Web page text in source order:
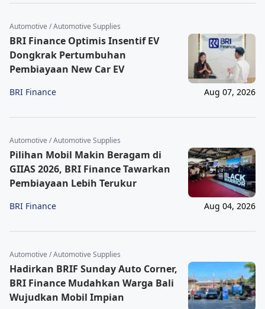
Automotive / Automotive Supplies
BRI Finance Optimis Insentif EV
Dongkrak Pertumbuhan
Pembiayaan New Car EV
BRI Finance Aug 07, 2026
Automotive / Automotive Supplies
Pilihan Mobil Makin Beragam di
GIIAS 2026, BRI Finance Tawarkan
Pembiayaan Lebih Terukur
BRI Finance Aug 04, 2026
Automotive / Automotive Supplies
Hadirkan BRIF Sunday Auto Corner,
BRI Finance Mudahkan Warga Bali
Wujudkan Mobil Impian